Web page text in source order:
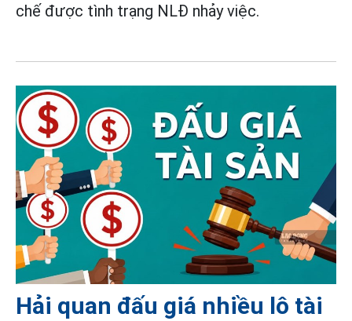
chế được tình trạng NLĐ nhảy việc.
Hải quan đấu giá nhiều lô tài